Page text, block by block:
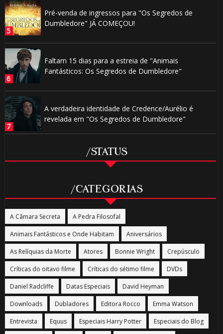
Pré-venda de ingressos para "Os Segredos de
Dumbledore" JÁ COMEÇOU!
Faltam 15 dias para a estreia de "Animais
Fantásticos: Os Segredos de Dumbledore"
A verdadeira identidade de Credence/Aurélio é
revelada em "Os Segredos de Dumbledore"
/STATUS
/CATEGORIAS
A Câmara Secreta A Pedra Filosofal
Animais Fantásticos e Onde Habitam Aniversários
As Relíquias da Morte Atores Bonnie Wright Crepúsculo
Críticas do oitavo filme Críticas do sétimo filme DVDs
Daniel Radcliffe Datas Especiais David Heyman
Downloads Dubladores Editora Rocco Emma Watson
Entrevista Equus Especiais Harry Potter Especiais do Blog